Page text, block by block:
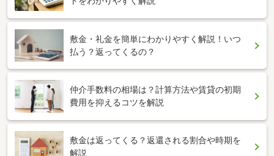
敷金・礼金を簡単にわかりやすく解説！いつ
払う？返ってくるの？
仲介手数料の相場は？計算方法や賃貸の初期
費用を抑えるコツを解説
敷金は返ってくる？返還される割合や時期を
解説